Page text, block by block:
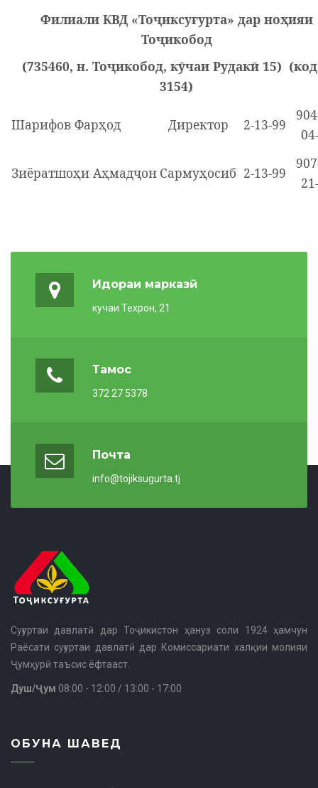
Филиали КВД «Тоҷиксуғурта» дар ноҳияи
Тоҷикобод
(735460, н. Тоҷикобод, кӯчаи Рудакӣ 15)
3154)
Шарифов Фарҳод Директор 2-13-99
Зиёратшоҳи Аҳмадҷон Сармуҳосиб 2-13-99
Идораи марказӣ
кучаи Техрон, 21
Тамос
372 27 5378
Почта
info@tojiksugurta.tj
Суғуртаи давлатӣ дар Тоҷикистон ҳануз соли 1924 ҳамчун
Раёсати суғуртаи давлатӣ дар Комиссариати халқии молияи
Ҷумҳурӣ таъсис ёфтааст.
Душ/Ҷум 08:00 - 12:00 / 13:00 - 17:00
ОБУНА ШАВЕД